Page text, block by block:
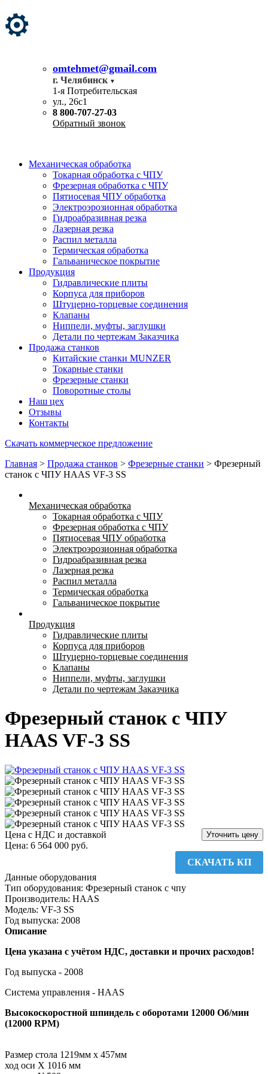
omtehmet@gmail.com
г. Челябинск
1-я Потребительская
ул., 26с1
8 800-707-27-03
Обратный звонок
Механическая обработка
Токарная обработка с ЧПУ
Фрезерная обработка с ЧПУ
Пятиосевая ЧПУ обработка
Электроэрозионная обработка
Гидроабразивная резка
Лазерная резка
Распил металла
Термическая обработка
Гальваническое покрытие
Продукция
Гидравлические плиты
Корпуса для приборов
Штуцерно-торцевые соединения
Клапаны
Ниппели, муфты, заглушки
Детали по чертежам Заказчика
Продажа станков
Китайские станки MUNZER
Токарные станки
Фрезерные станки
Поворотные столы
Наш цех
Отзывы
Контакты
Скачать коммерческое предложение
Главная > Продажа станков > Фрезерные станки > Фрезерный
станок с ЧПУ HAAS VF-3 SS
Механическая обработка
Токарная обработка с ЧПУ
Фрезерная обработка с ЧПУ
Пятиосевая ЧПУ обработка
Электроэрозионная обработка
Гидроабразивная резка
Лазерная резка
Распил металла
Термическая обработка
Гальваническое покрытие
Продукция
Гидравлические плиты
Корпуса для приборов
Штуцерно-торцевые соединения
Клапаны
Ниппели, муфты, заглушки
Детали по чертежам Заказчика
Фрезерный станок с ЧПУ
HAAS VF-3 SS
Цена с НДС и доставкой
Цена: 6 564 000 руб.
Уточнить цену
СКАЧАТЬ КП
Данные оборудования
Тип оборудования: Фрезерный станок с чпу
Производитель: HAAS
Модель: VF-3 SS
Год выпуска: 2008
Описание
Цена указана с учётом НДС, доставки и прочих расходов!
Год выпуска - 2008
Система управления - HAAS
Высокоскоростной шпиндель с оборотами 12000 Об/мин
(12000 RPM)
Размер стола 1219мм x 457мм
ход оси X 1016 мм